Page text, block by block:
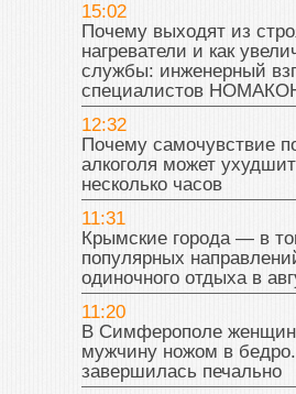
15:02
Почему выходят из
нагреватели и как
службы: инженерный
специалистов
12:32
Почему самочувствие
алкоголя может
несколько часов
11:31
Крымские города — в
популярных
одиночного отдыха в
11:20
В Симферополе
мужчину ножом в
завершилась печально